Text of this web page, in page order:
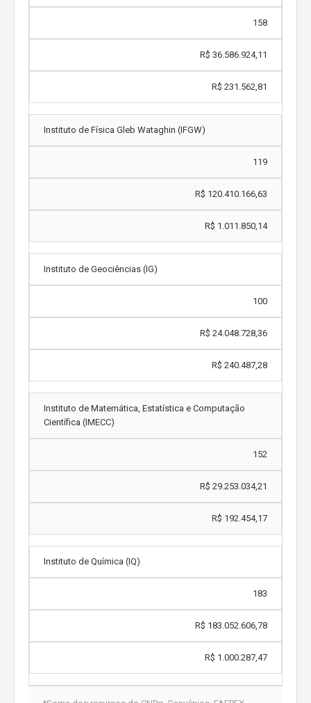
158
R$ 36.586.924,11
R$ 231.562,81
Instituto de Física Gleb Wataghin (IFGW)
119
R$ 120.410.166,63
R$ 1.011.850,14
Instituto de Geociências (IG)
100
R$ 24.048.728,36
R$ 240.487,28
Instituto de Matemática, Estatística e Computação
Científica (IMECC)
152
R$ 29.253.034,21
R$ 192.454,17
Instituto de Química (IQ)
183
R$ 183.052.606,78
R$ 1.000.287,47